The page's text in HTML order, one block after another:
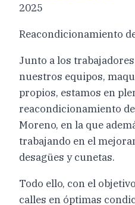
2025
Reacondicionamiento
Junto a los
nuestros equipos,
propios, estamos en
reacondicionamiento
Moreno, en la que
trabajando en el
desagües y cunetas.
Todo ello, con el
calles en óptimas